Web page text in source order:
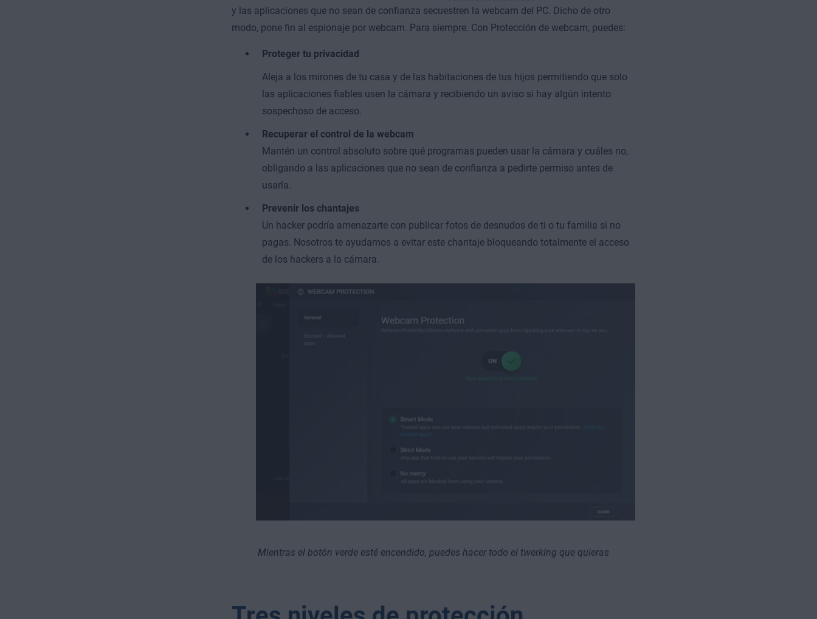
y las aplicaciones que no sean de confianza secuestren la webcam del PC. Dicho de otro
modo, pone fin al espionaje por webcam. Para siempre. Con Protección de webcam, puedes:
Proteger tu privacidad
Aleja a los mirones de tu casa y de las habitaciones de tus hijos permitiendo que solo
las aplicaciones fiables usen la cámara y recibiendo un aviso si hay algún intento
sospechoso de acceso.
Recuperar el control de la webcam
Mantén un control absoluto sobre qué programas pueden usar la cámara y cuáles no,
obligando a las aplicaciones que no sean de confianza a pedirte permiso antes de
usarla.
Prevenir los chantajes
Un hacker podría amenazarte con publicar fotos de desnudos de ti o tu familia si no
pagas. Nosotros te ayudamos a evitar este chantaje bloqueando totalmente el acceso
de los hackers a la cámara.
Mientras el botón verde esté encendido, puedes hacer todo el twerking que quieras